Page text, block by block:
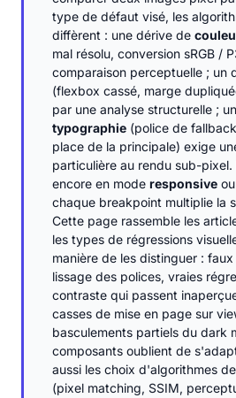
type de défaut visé, les
diffèrent : une dérive de
mal résolu, conversion sRGB /
comparaison perceptuelle ; un
(flexbox cassé, marge
par une analyse structurelle ;
typographie (police de
place de la principale) exige
particulière au rendu sub-
encore en mode responsive ou
chaque breakpoint multiplie la
Cette page rassemble les
les types de régressions
manière de les distinguer :
lissage des polices, vraies
contraste qui passent
casses de mise en page sur
basculements partiels du dark
composants oublient de
aussi les choix d'algorithmes
(pixel matching, SSIM,